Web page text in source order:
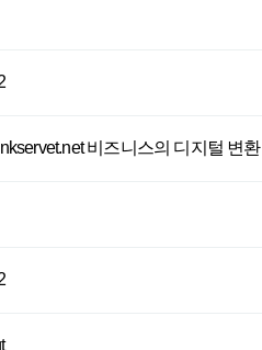
비즈니스의 디지털 변환